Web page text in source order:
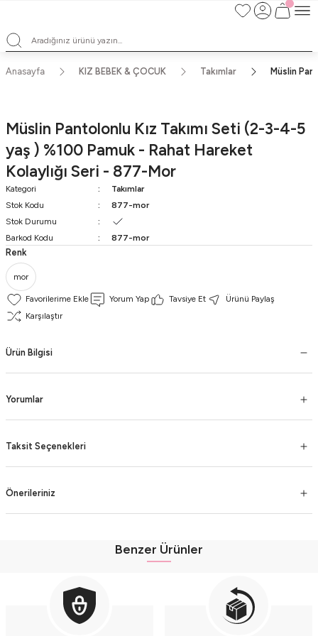
Satışlarımız Toptandır !. Minumum 20 Seridir !. Toptan Fiyatları Görebilmek
Satışlarımız Toptandır !. Minumum 20 Seridir !. Toptan Fiyatları Görebilmek
İçin Üye Olunuz !.
İçin Üye Olunuz !.
Anasayfa KIZ BEBEK & ÇOCUK Takımlar Müslin
Müslin Pantolonlu Kız Takımı Seti (2-3-4-5
yaş ) %100 Pamuk - Rahat Hareket
Kolaylığı Seri - 877-Mor
Kategori
Takımlar
Stok Kodu
877-mor
Stok Durumu
Barkod Kodu
877-mor
Renk
mor
Yorum Yap Tavsiye Et
Ürünü Paylaş
Karşılaştır
Ürün Bilgisi
Yorumlar
Taksit Seçenekleri
Önerileriniz
Benzer Ürünler
Fırfır Detaylı Müslin Şortlu Kız Takımı - %100 Pamuk Nefes Alabilir - (9-12-